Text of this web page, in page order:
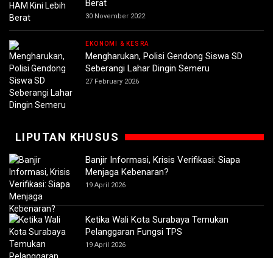
Berat
30 November 2022
EKONOMI & KESRA
Mengharukan, Polisi Gendong Siswa SD
Seberangi Lahar Dingin Semeru
27 February 2026
LIPUTAN KHUSUS
Banjir Informasi, Krisis Verifikasi: Siapa
Menjaga Kebenaran?
19 April 2026
Ketika Wali Kota Surabaya Temukan
Pelanggaran Fungsi TPS
19 April 2026